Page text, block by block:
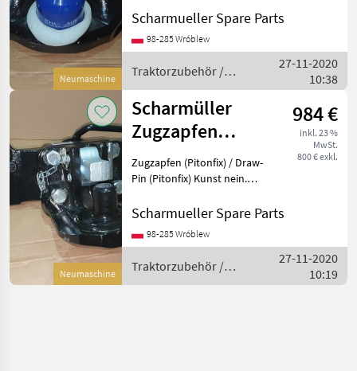
Neumaschine
Coupling System Artikel
Nummer. 05.6390.46-A02 ----
-- //// Schreib uns an //// ----
Scharmueller Spare Parts
98-285 Wróblew
Traktorzubehör /
Scharmüller
27-11-2020
10:38
Neumaschine
Scharmüller
Zugzapfen
(Pitonfix) /
Draw-Pin Einsatz
984 €
inkl. 23 %
MwSt.
800 € exkl.
Zugzapfen (Pitonfix) / Draw-
Pin (Pitonfix) Kunst nein.
390/25/32 (Wir haben
andere Dimensionen / we
have other dimensions) -----
Scharmueller Spare Parts
98-285 Wróblew
Traktorzubehör /
Scharmüller
27-11-2020
10:19